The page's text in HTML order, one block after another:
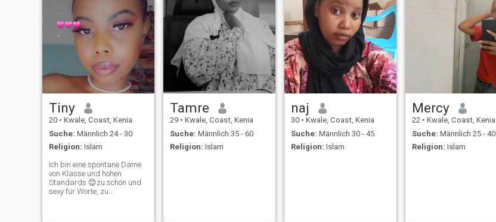
Tiny
20 • Kwale, Coast, Kenia
Suche: Männlich 24 - 30
Religion: Islam
Ich bin eine spontane Dame
von Klasse und hohen
Standards 😊zu schön und
sexy für Worte, zu
Tamre
29 • Kwale, Coast, Kenia
Suche: Männlich 35 - 60
Religion: Islam
naj
30 • Kwale, Coast, Kenia
Suche: Männlich 30 - 45
Religion: Islam
Mercy
22 • Kwale, Coast, Kenia
Suche: Männlich 25 - 40
Religion: Islam